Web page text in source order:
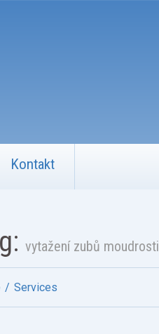
Kontakt
vytažení zubů moudrosti
Services